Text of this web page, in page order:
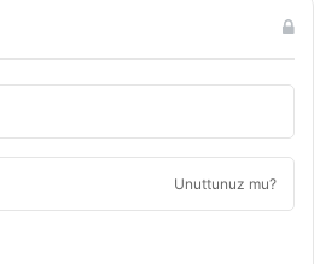
Unuttunuz mu?